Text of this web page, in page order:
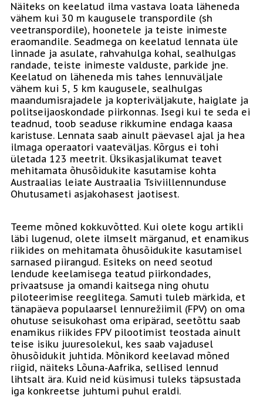
Näiteks on keelatud ilma vastava loata läheneda
vähem kui 30 m kaugusele transpordile (sh
veetranspordile), hoonetele ja teiste inimeste
eraomandile. Seadmega on keelatud lennata üle
linnade ja asulate, rahvahulga kohal, sealhulgas
randade, teiste inimeste valduste, parkide jne.
Keelatud on läheneda mis tahes lennuväljale
vähem kui 5, 5 km kaugusele, sealhulgas
maandumisrajadele ja kopteriväljakute, haiglate ja
politseijaoskondade piirkonnas. Isegi kui te seda ei
teadnud, toob seaduse rikkumine endaga kaasa
karistuse. Lennata saab ainult päevasel ajal ja hea
ilmaga operaatori vaateväljas. Kõrgus ei tohi
ületada 123 meetrit. Üksikasjalikumat teavet
mehitamata õhusõidukite kasutamise kohta
Austraalias leiate Austraalia Tsiviillennunduse
Ohutusameti asjakohasest jaotisest.
Teeme mõned kokkuvõtted. Kui olete kogu artikli
läbi lugenud, olete ilmselt märganud, et enamikus
riikides on mehitamata õhusõidukite kasutamisel
sarnased piirangud. Esiteks on need seotud
lendude keelamisega teatud piirkondades,
privaatsuse ja omandi kaitsega ning ohutu
piloteerimise reeglitega. Samuti tuleb märkida, et
tänapäeva populaarsel lennurežiimil (FPV) on oma
ohutuse seisukohast oma eripärad, seetõttu saab
enamikus riikides FPV pilootimist teostada ainult
teise isiku juuresolekul, kes saab vajadusel
õhusõidukit juhtida. Mõnikord keelavad mõned
riigid, näiteks Lõuna-Aafrika, sellised lennud
lihtsalt ära. Kuid neid küsimusi tuleks täpsustada
iga konkreetse juhtumi puhul eraldi.